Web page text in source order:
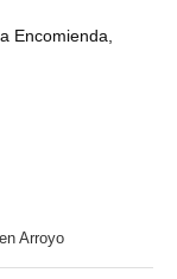
Encomienda,
Arroyo